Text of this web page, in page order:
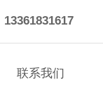
13361831617
联系我们